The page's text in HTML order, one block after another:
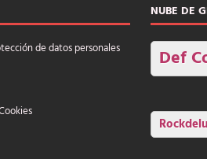
de datos personales
NUBE DE
Def